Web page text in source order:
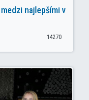
najlepšími v
14270